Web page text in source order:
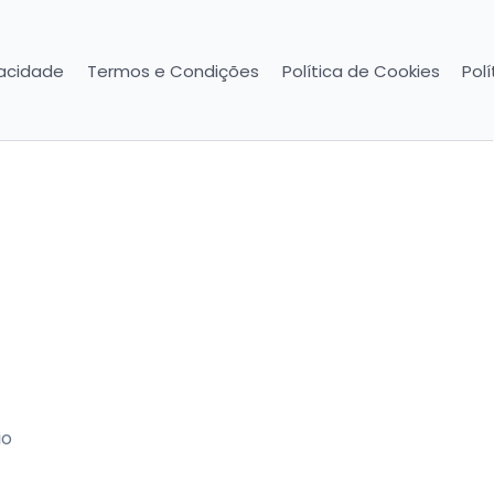
Termos e Condições Política de Cookies